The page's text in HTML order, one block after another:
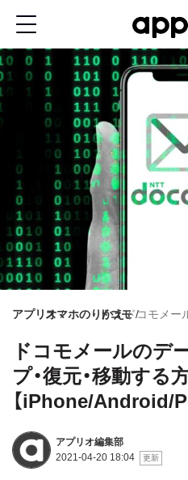
ン
コ
ン
移
動
アプリオスマホのりかえ
ドコモドコモメー
ドコモメールのデ
プ・復元・移動する
【iPhone/Android/
アプリオ編集部
2021-04-20 18:04